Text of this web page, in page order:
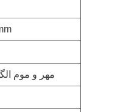
مهر و موم